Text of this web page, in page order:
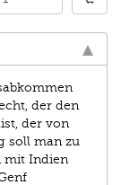
der den
der von
soll man zu
mit Indien